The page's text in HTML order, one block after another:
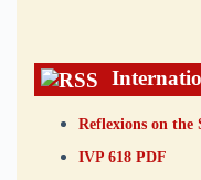
Reflexions on the
IVP 618 PDF